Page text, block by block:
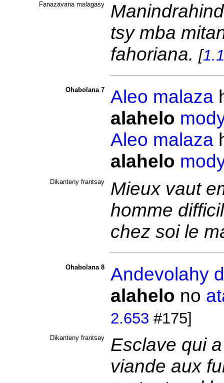
Fanazavana malagasy
tsy mba
fahoriana. [1.1
Ohabolana 7 Aleo malaza
alahelo mody
Aleo malaza
alahelo mody
Dikanteny frantsay
Mieux vaut
homme
chez soi le
Ohabolana 8 Andevolahy
alahelo no
2.653 #175]
Dikanteny frantsay
Esclave qui
viande aux